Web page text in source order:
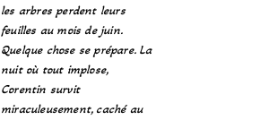
les arbres perdent leurs
feuilles au mois de juin.
Quelque chose se prépare. La
nuit où tout implose,
Corentin survit
miraculeusement, caché au